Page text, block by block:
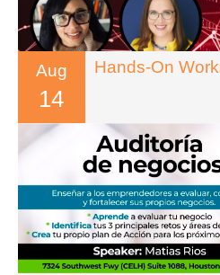
Aug
14